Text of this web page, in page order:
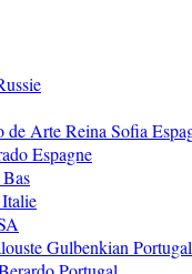
Arte Reina Sofia
Espagne
Gulbenkian Portugal